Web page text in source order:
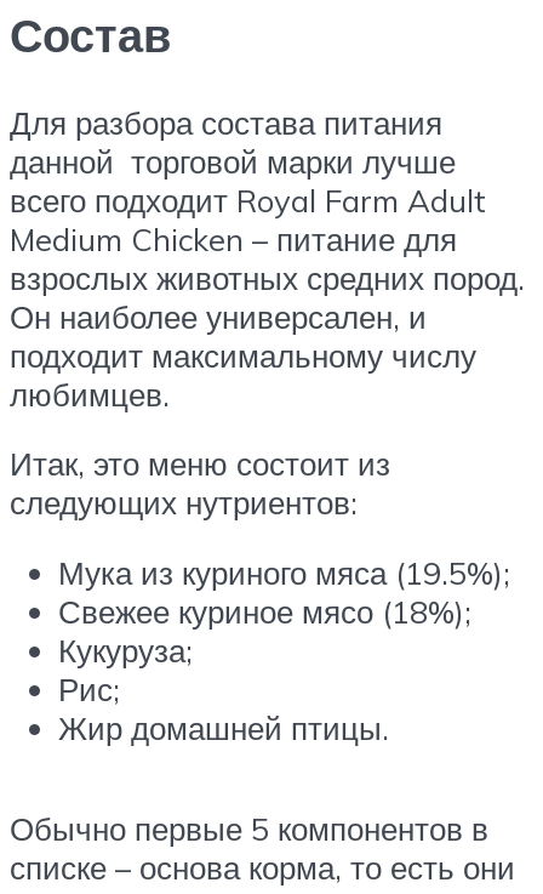
Состав
Для разбора состава питания
данной торговой марки лучше
всего подходит Royal Farm Adult
Medium Chicken – питание для
взрослых животных средних пород.
Он наиболее универсален, и
подходит максимальному числу
любимцев.
Итак, это меню состоит из
следующих нутриентов:
Мука из куриного мяса (19.5%);
Свежее куриное мясо (18%);
Кукуруза;
Рис;
Жир домашней птицы.
Обычно первые 5 компонентов в
списке – основа корма, то есть они